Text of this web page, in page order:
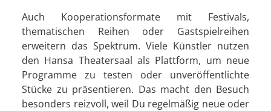
Auch Kooperationsformate mit Festivals,
thematischen Reihen oder Gastspielreihen
erweitern das Spektrum. Viele Künstler nutzen
den Hansa Theatersaal als Plattform, um neue
Programme zu testen oder unveröffentlichte
Stücke zu präsentieren. Das macht den Besuch
besonders reizvoll, weil Du regelmäßig neue oder